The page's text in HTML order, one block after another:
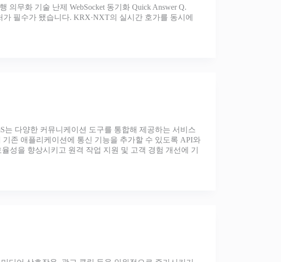
의무화 기술 난제 WebSocket 동기화 Quick Answer Q.
필수가 됐습니다. KRX·NXT의 실시간 호가를 동시에
는 다양한 커뮤니케이션 도구를 통합해 제공하는 서비스
존 애플리케이션에 통신 기능을 추가할 수 있도록 API와
성을 향상시키고 원격 작업 지원 및 고객 경험 개선에 기